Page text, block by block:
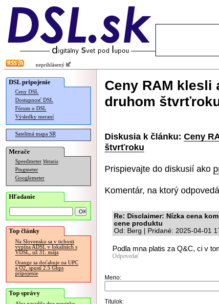
neprihlásený
DSL pripojenie
Ceny DSL
Dostupnosť DSL
Fórum o DSL
Výsledky meraní
Satelitná mapa SR
Merače
Speedmeter Merania
Pingmeter
Googlemeter
Hľadanie
Top články
Na Slovensku sa v tichosti
vypína ADSL v lokalitách s
VDSL, už 31. mája
Orange sa doťahuje na UPC
a O2, spustí 2.5 Gbps
pripojenie
Top správy
Ceny RAM
druhom
Diskusia k článku: Ceny
štvrťroku
Prispievajte do diskusií ako
Komentár, na ktorý
Re: Disclaimer: Nízka cena
cene produktu
Od: Berg | Pridané: 2025-04-01
Podla mna platis za Q&C, ci v
Odpovedať
Meno:
Titulok: